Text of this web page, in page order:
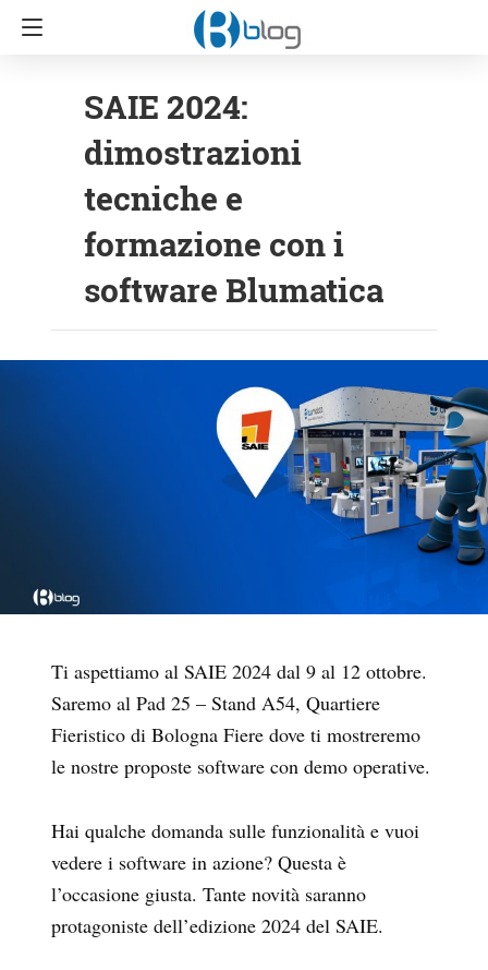
SAIE 2024:
dimostrazioni
tecniche e
formazione con i
software Blumatica
Ti aspettiamo al SAIE 2024 dal 9 al 12 ottobre.
Saremo al Pad 25 – Stand A54, Quartiere
Fieristico di Bologna Fiere dove ti mostreremo
le nostre proposte software con demo operative.
Hai qualche domanda sulle funzionalità e vuoi
vedere i software in azione? Questa è
l’occasione giusta. Tante novità saranno
protagoniste dell’edizione 2024 del SAIE.